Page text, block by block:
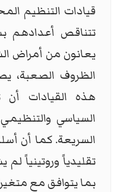
قيادات التنظيم
تتناقص أعدادهم
يعانون من أمراض
الظروف الصعبة،
هذه القيادات
السياسي
السريعة. كما أن
تقليدياً وروتينياً
بما يتوافق مع